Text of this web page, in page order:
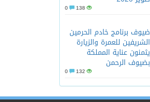
138
ضيوف برنامج خادم الحرمين
الشريفين للعمرة والزيارة
يثمنون عناية المملكة
بضيوف الرحمن
132